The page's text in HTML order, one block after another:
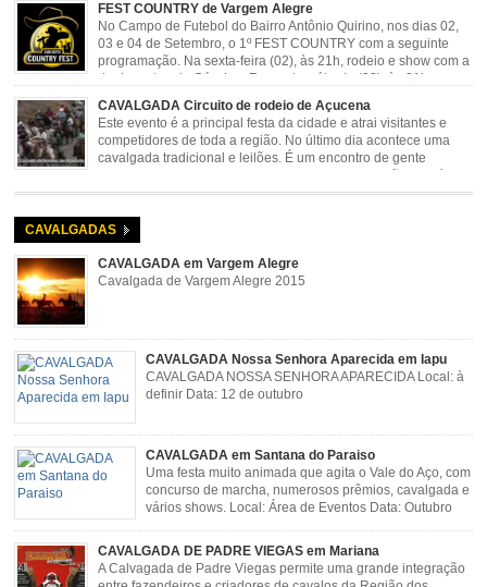
FEST COUNTRY de Vargem Alegre
No Campo de Futebol do Bairro Antônio Quirino, nos dias 02,
03 e 04 de Setembro, o 1º FEST COUNTRY com a seguinte
programação. Na sexta-feira (02), às 21h, rodeio e show com a
dupla sertaneja Cássio e Reynado; sábado (03), às 21h,
rodeio e shows com o Trio Pé de Cedro e o Trio […]
CAVALGADA Circuito de rodeio de Açucena
Este evento é a principal festa da cidade e atrai visitantes e
competidores de toda a região. No último dia acontece uma
cavalgada tradicional e leilões. É um encontro de gente
animada e hospitaleira. Local: Parque de Exposições José
Rosa Guimarães, Açucena Data: Setembro
CAVALGADAS
CAVALGADA em Vargem Alegre
Cavalgada de Vargem Alegre 2015
CAVALGADA Nossa Senhora Aparecida em Iapu
CAVALGADA NOSSA SENHORA APARECIDA Local: à
definir Data: 12 de outubro
CAVALGADA em Santana do Paraiso
Uma festa muito animada que agita o Vale do Aço, com
concurso de marcha, numerosos prêmios, cavalgada e
vários shows. Local: Área de Eventos Data: Outubro
CAVALGADA DE PADRE VIEGAS em Mariana
A Calvagada de Padre Viegas permite uma grande integração